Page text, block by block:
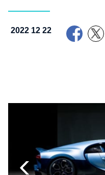
2022 12 22